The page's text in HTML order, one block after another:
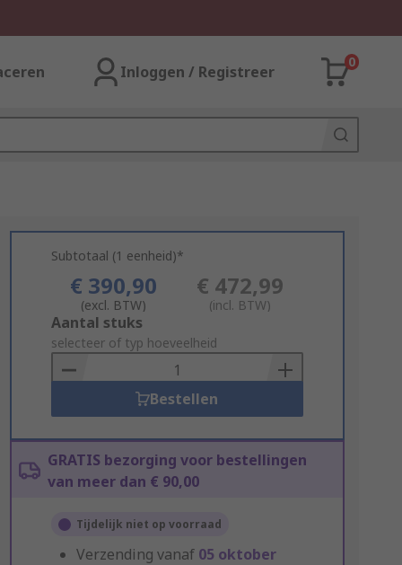
Inloggen / Registreer
0
Subtotaal (1 eenheid)*
€ 390,90
(excl. BTW)
€ 472,99
(incl. BTW)
Add
to
Basket
Aantal stuks
selecteer of typ hoeveelheid
Bestellen
GRATIS bezorging voor bestellingen
van meer dan € 90,00
Tijdelijk niet op voorraad
Verzending vanaf 05 oktober